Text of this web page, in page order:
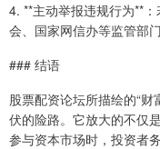
4. **主动举报违规行为**
会、国家网信办等监管部
### 结语
股票配资论坛所描绘的“
伏的险路。它放大的不仅
参与资本市场时，投资者